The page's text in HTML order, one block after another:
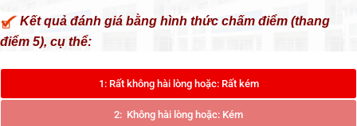
Kết quả đánh giá bằng hình thức chấm điểm (thang
điểm 5), cụ thể:
1: Rất không hài lòng hoặc: Rất kém
2: Không hài lòng hoặc: Kém